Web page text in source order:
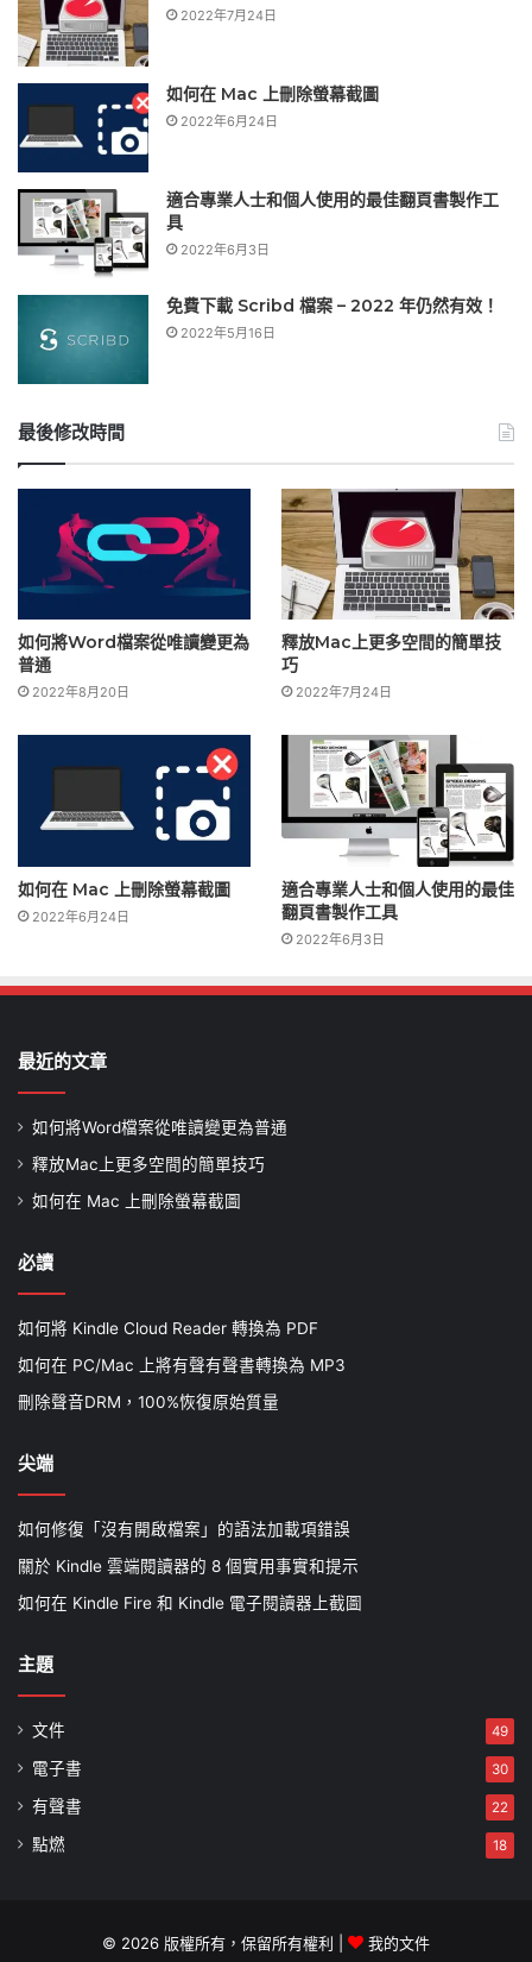
2022年7月24日
如何在 Mac 上刪除螢幕截圖
2022年6月24日
適合專業人士和個人使用的最佳翻頁書製作工
具
2022年6月3日
免費下載 Scribd 檔案 – 2022 年仍然有效！
2022年5月16日
最後修改時間
如何將Word檔案從唯讀變更為
普通
2022年8月20日
釋放Mac上更多空間的簡單技
巧
2022年7月24日
如何在 Mac 上刪除螢幕截圖
2022年6月24日
適合專業人士和個人使用的最佳
翻頁書製作工具
2022年6月3日
最近的文章
如何將Word檔案從唯讀變更為普通
釋放Mac上更多空間的簡單技巧
如何在 Mac 上刪除螢幕截圖
必讀
如何將 Kindle Cloud Reader 轉換為 PDF
如何在 PC/Mac 上將有聲有聲書轉換為 MP3
刪除聲音DRM，100%恢復原始質量
尖端
如何修復「沒有開啟檔案」的語法加載項錯誤
關於 Kindle 雲端閱讀器的 8 個實用事實和提示
如何在 Kindle Fire 和 Kindle 電子閱讀器上截圖
主題
文件 49
電子書 30
有聲書 22
點燃 18
© 2026 版權所有，保留所有權利 | 我的文件